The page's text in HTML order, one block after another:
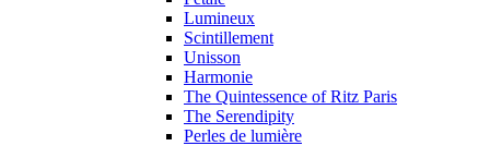
Lumineux
Scintillement
Unisson
Harmonie
The Quintessence of Ritz Paris
The Serendipity
Perles de lumière